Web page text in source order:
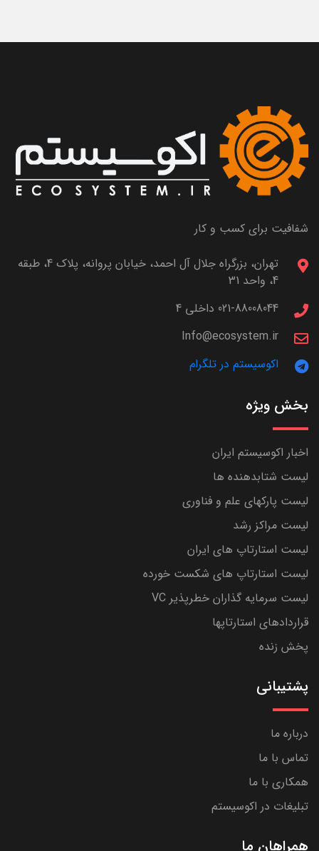
شفافیت برای کسب و کار
تهران، بزرگراه جلال آل احمد، خیابان پروانه، پلاک 4، طبقه
4، واحد 31
021-88008044 داخلی 4
Info@ecosystem.ir
اکوسیستم در تلگرام
بخش ویژه
اخبار اکوسیستم ایران
لیست شتابدهنده ها
لیست پارکهای علم و فناوری
لیست مراکز رشد
لیست استارتاپ های ایران
لیست استارتاپ های شکست خورده
لیست سرمایه گذاران خطرپذیر VC
قراردادهای استارتاپها
پخش زنده
پشتیبانی
درباره ما
تماس با ما
همکاری با ما
تبلیغات در اکوسیستم
همراهان ما